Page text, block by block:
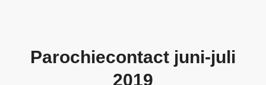
Parochiecontact juni-juli
2019